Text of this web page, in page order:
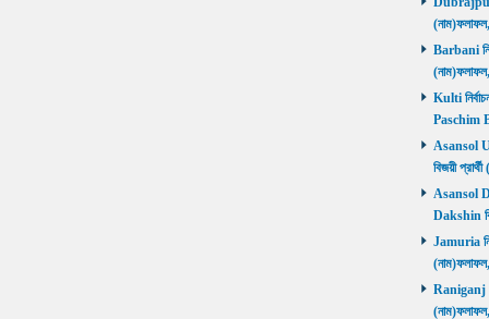
Barbani
Kulti
Paschim
Asansol
বিজয়ী
Asansol
Dakshin
Jamuria
Raniganj